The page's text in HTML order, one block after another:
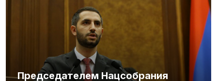
Председателем Нацсобрания